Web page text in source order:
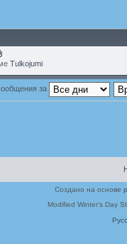
Tulkojumi
за
Создано на основе
Modified Winter's Day